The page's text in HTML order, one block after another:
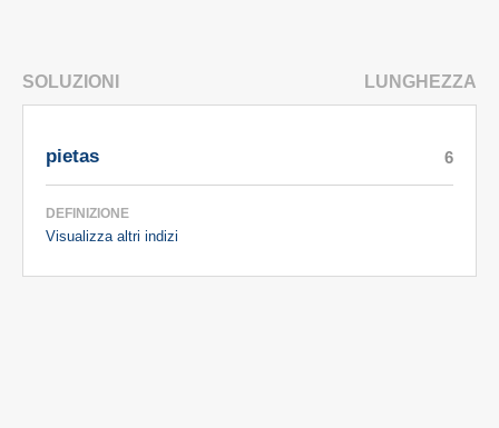
SOLUZIONI LUNGHEZZA
pietas
DEFINIZIONE
Visualizza altri indizi
6